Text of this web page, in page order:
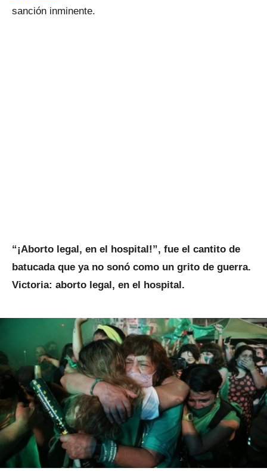
sanción inminente.
“¡Aborto legal, en el hospital!”, fue el cantito de
batucada que ya no sonó como un grito de guerra.
Victoria: aborto legal, en el hospital.